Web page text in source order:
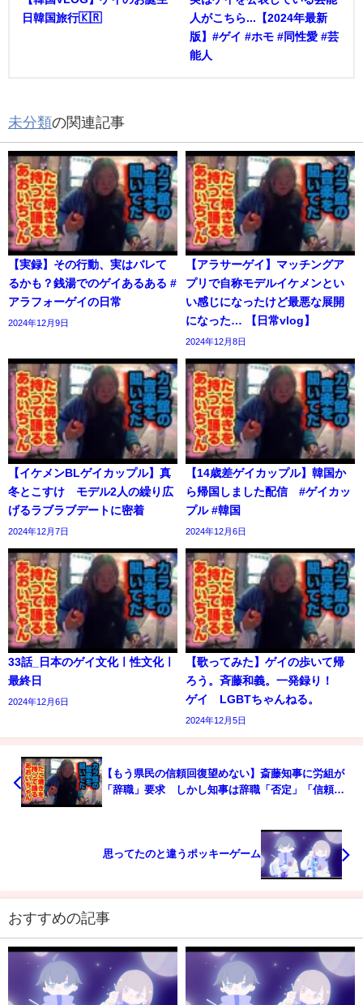
日韓国旅行🇰🇷
人がこちら...【2024年最新
版】#ゲイ #ホモ #同性愛 #芸
能人
未分類の関連記事
【実録】その行動、実はバレて
るかも？銭湯でのゲイあるある #
アラフォーゲイの日常
2024年12月9日
【アラサーゲイ】マッチングア
プリで自称モデルイケメンとい
い感じになったけど最悪な展開
になった… 【日常vlog】
2024年12月8日
【イケメンBLゲイカップル】真
冬とこすけ モデル2人の繰り広
げるラブラブデートに密着
2024年12月7日
【14歳差ゲイカップル】韓国か
ら帰国しました配信 #ゲイカッ
プル #韓国
2024年12月6日
33話_日本のゲイ文化ㅣ性文化ㅣ
最終日
2024年12月6日
【歌ってみた】ゲイの歩いて帰
ろう。斉藤和義。一発録り！
ゲイ LGBTちゃんねる。
2024年12月5日
【もう県民の信頼回復望めない】斎藤知事に労組が
「辞職」要求 しかし知事は辞職「否定」「信頼関
思ってたのと違うポッキーゲーム
おすすめの記事